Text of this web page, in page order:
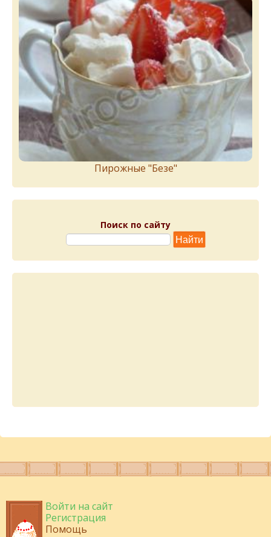
Пирожныe "Бeзe"
Поиск по сайту
Войти на сайт
Регистрация
Помощь